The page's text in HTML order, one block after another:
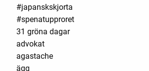
#japanskskjorta
#spenatupproret
31 gröna dagar
advokat
agastache
ägg